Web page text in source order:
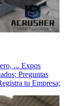
... Expos
Preguntas
tu Empresa;